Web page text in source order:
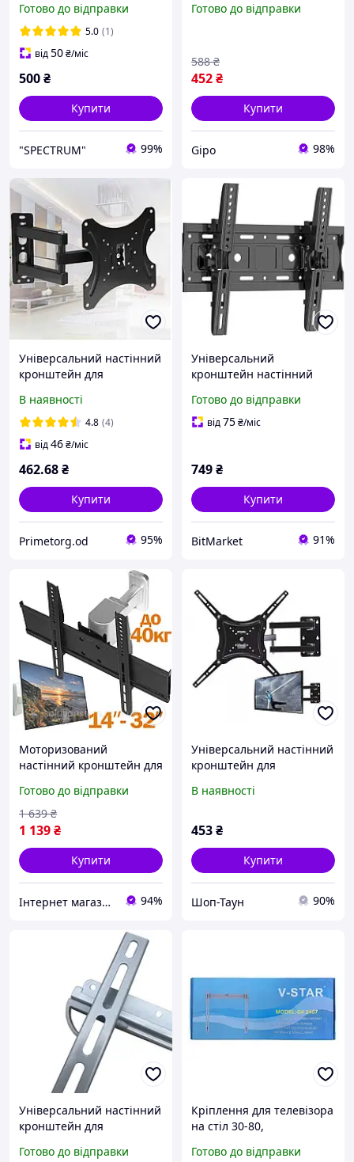
Кріплення для телевізора
на стіну 55 Кронштейн
для плазми
Готово до відправки
5.0 (1)
від50₴/міс
500₴
Купити
"SPECTRUM" 99%
телевізора діагоналлю від
Готово до відправки
452₴
588 ₴
Купити
Gipo 98%
Універсальний настінний
кронштейн для
Wall Mount CP302 14-42",
чорний (4740)
В наявності
4.8 (4)
від46₴/міс
462.68₴
Купити
Primetorg.od 95%
Універсальний
кронштейн настінний
для телевізорів 32 68 ,
VESA до 400×400, до 60 кг,
Готово до відправки
від75₴/міс
749₴
Купити
BitMarket 91%
Моторизований
настінний кронштейн для
із пультом /
Універсальний
поворотний тримач до 40
кг сталь
Готово до відправки
1 139₴
1 639 ₴
Купити
Інтернет магазин Slando 94%
Універсальний настінний
кронштейн для
LED, поворотний,
В наявності
453₴
Купити
Шоп-Таун 90%
Універсальний настінний
кронштейн для
30-80 дюймів V-STAR GK
Готово до відправки
Кріплення для телевізора
на стіл 30-80,
кронштейн для
Готово до відправки